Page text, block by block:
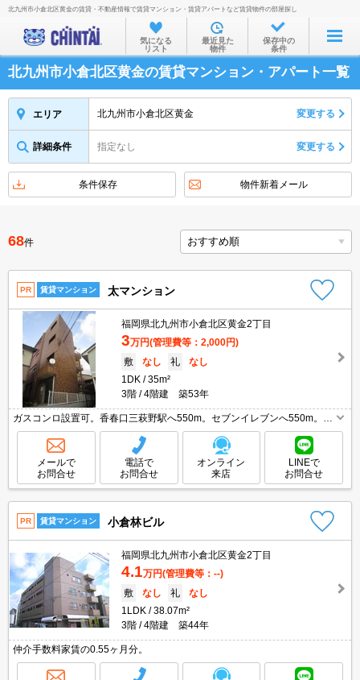
お部屋を探す
沿線・駅から
住所から
家賃相場から
物件特集から
不動産会社から
TOP
北九州市小倉北区黄金の賃貸・不動産情報で賃貸マンション・賃貸アパートなど賃貸物件の部屋探し
気になる
リスト
最近見た
物件
保存中の
条件
北九州市小倉北区黄金の賃貸マンション・アパート一覧
エリア 北九州市小倉北区黄金 変更する
詳細条件 指定なし 変更する
条件保存 物件新着メール
68件
PR 賃貸マンション 太マンション
福岡県北九州市小倉北区黄金2丁目
3万円(管理費等：2,000円)
敷
なし 礼
なし
1DK
35m²
3階
4階建 築53年
ガスコンロ設置可。香春口三萩野駅へ550m。セブンイレブンへ550m。マ
ックスバリュまで400m。銀行へ130m。最寄りのバス停まで4分。通勤、
通学便利。
メールで
お問合せ
電話で
お問合せ
オンライン
来店
LINEで
お問合せ
PR 賃貸マンション 小倉林ビル
福岡県北九州市小倉北区黄金2丁目
4.1万円(管理費等：--)
敷
なし 礼
なし
1LDK
38.07m²
3階
4階建 築44年
仲介手数料家賃の0.55ヶ月分。